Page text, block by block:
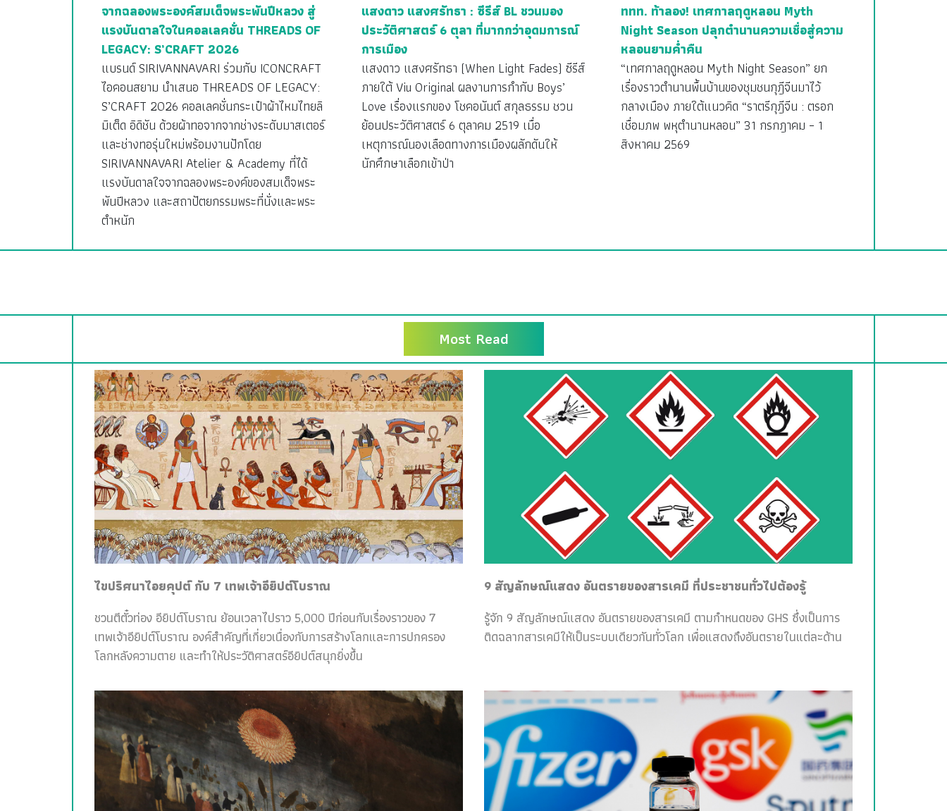
จากฉลองพระองค์สมเด็จพระพันปีหลวง สู่
แรงบันดาลใจในคอลเลคชั่น THREADS OF
LEGACY: S’CRAFT 2026
แบรนด์ SIRIVANNAVARI ร่วมกับ ICONCRAFT
ไอคอนสยาม นำเสนอ THREADS OF LEGACY:
S’CRAFT 2026 คอลเลคชั่นกระเป๋าผ้าไหมไทยลิ
มิเต็ด อิดิชัน ด้วยผ้าทอจากจากช่างระดับมาสเตอร์
และช่างทอรุ่นใหม่พร้อมงานปักโดย
SIRIVANNAVARI Atelier & Academy ที่ได้
แรงบันดาลใจจากฉลองพระองค์ของสมเด็จพระ
พันปีหลวง และสถาปัตยกรรมพระที่นั่งและพระ
ตำหนัก
แสงดาว แสงศรัทธา : ซีรีส์ BL ชวนมอง
ประวัติศาสตร์ 6 ตุลา ที่มากกว่าอุดมการณ์
การเมือง
แสงดาว แสงศรัทธา (When Light Fades) ซีรีส์
ภายใต้ Viu Original ผลงานการกำกับ Boys’
Love เรื่องแรกของ โชคอนันต์ สกุลธรรม ชวน
ย้อนประวัติศาสตร์ 6 ตุลาคม 2519 เมื่อ
เหตุการณ์นองเลือดทางการเมืองผลักดันให้
นักศึกษาเลือกเข้าป่า
ททท. ท้าลอง! เทศกาลฤดูหลอน Myth
Night Season ปลุกตำนานความเชื่อสู่ความ
หลอนยามค่ำคืน
“เทศกาลฤดูหลอน Myth Night Season” ยก
เรื่องราวตำนานพื้นบ้านของชุมชนกุฎีจีนมาไว้
กลางเมือง ภายใต้แนวคิด “ราตรีกุฎีจีน : ตรอก
เชื่อมภพ พหุตำนานหลอน” 31 กรกฎาคม – 1
สิงหาคม 2569
Most Read
ไขปริศนาไอยคุปต์ กับ 7 เทพเจ้าอียิปต์โบราณ
ชวนตีตั๋วท่อง อียิปต์โบราณ ย้อนเวลาไปราว 5,000 ปีก่อนกับเรื่องราวของ 7
เทพเจ้าอียิปต์โบราณ องค์สำคัญที่เกี่ยวเนื่องกับการสร้างโลกและการปกครอง
โลกหลังความตาย และทำให้ประวัติศาสตร์อียิปต์สนุกยิ่งขึ้น
9 สัญลักษณ์แสดง อันตรายของสารเคมี ที่ประชาชนทั่วไปต้องรู้
รู้จัก 9 สัญลักษณ์แสดง อันตรายของสารเคมี ตามกำหนดของ GHS ซึ่งเป็นการ
ติดฉลากสารเคมีให้เป็นระบบเดียวกันทั่วโลก เพื่อแสดงถึงอันตรายในแต่ละด้าน